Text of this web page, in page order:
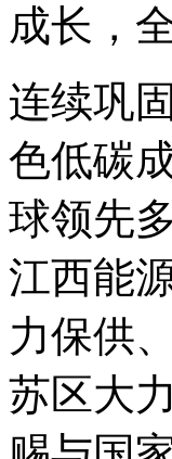
成长，
连续巩
色低碳
球领先
江西能
力保供
苏区大